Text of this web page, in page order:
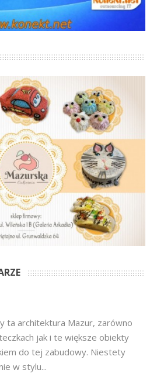
ta architektura Mazur, zarówno
jak i te większe obiekty
do tej zabudowy. Niestety
w stylu...